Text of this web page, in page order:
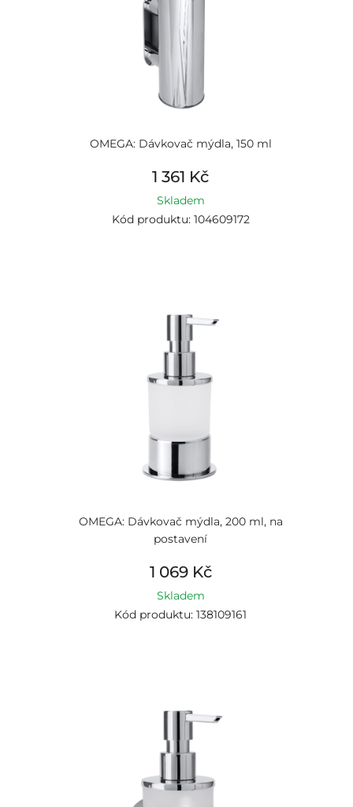
OMEGA: Dávkovač mýdla, 150 ml
1 361 Kč
Skladem
Kód produktu: 104609172
OMEGA: Dávkovač mýdla, 200 ml, na
postavení
1 069 Kč
Skladem
Kód produktu: 138109161